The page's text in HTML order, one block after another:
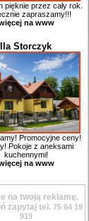
pięknie przez cały rok.
zapraszamy!!!
na www
Storczyk
Promocyjne ceny!
Pokoje z aneksami
kuchennymi!
na www
na twoją reklamę.
zapytaj tel. 75 64 19
919